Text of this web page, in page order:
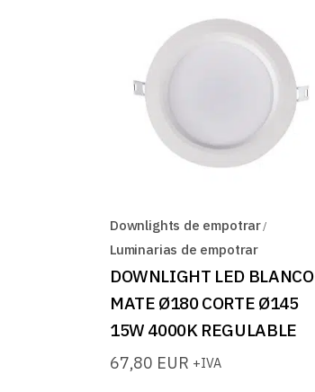
Downlights de empotrar
Luminarias de empotrar
DOWNLIGHT LED BLANCO
MATE Ø180 CORTE Ø145
15W 4000K REGULABLE
67,80 EUR +IVA